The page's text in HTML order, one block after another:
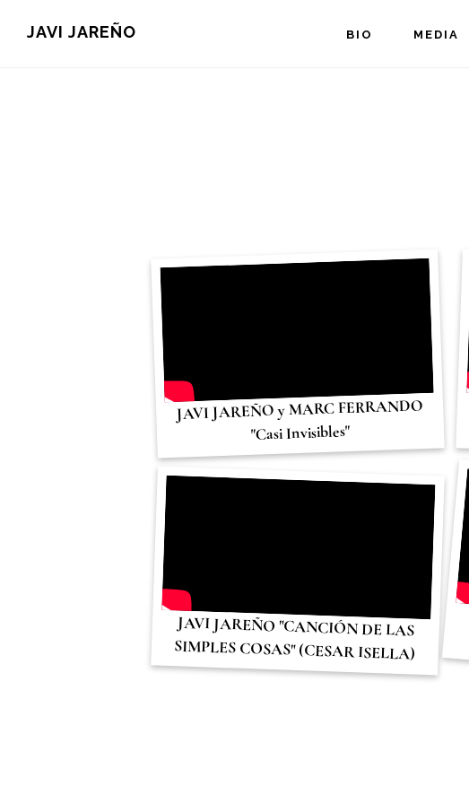
JAVI JAREÑO BIO MEDIA
JAVI JAREÑO y MARC FERRANDO
"Casi Invisibles"
JAVI JAREÑO "CANCIÓN DE LAS
SIMPLES COSAS" (CESAR ISELLA)